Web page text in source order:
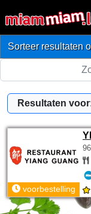
Resultaten
voorbestelling